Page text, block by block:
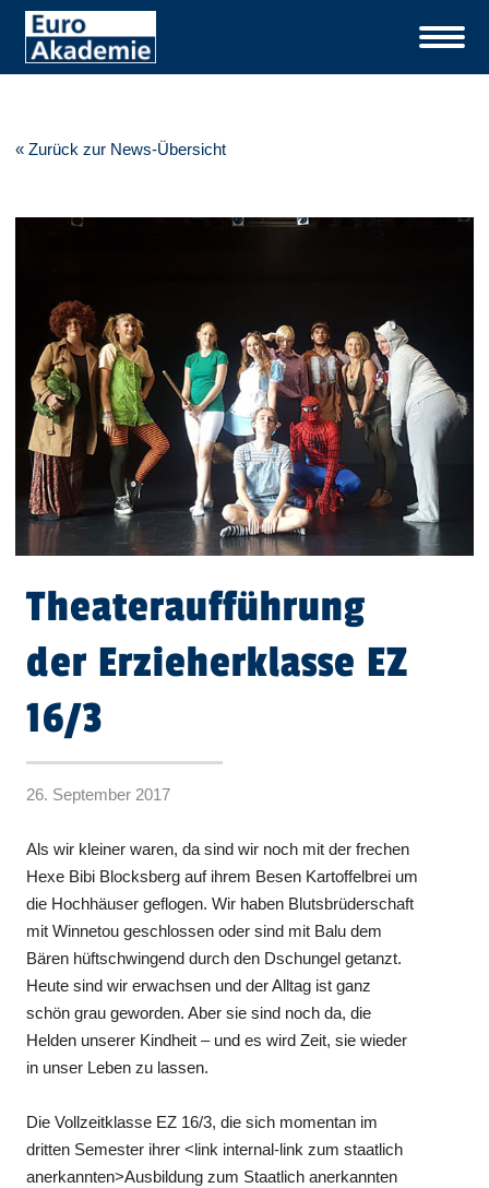
« Zurück zur News-Übersicht
Theateraufführung
der Erzieherklasse EZ
16/3
26. September 2017
Als wir kleiner waren, da sind wir noch mit der frechen
Hexe Bibi Blocksberg auf ihrem Besen Kartoffelbrei um
die Hochhäuser geflogen. Wir haben Blutsbrüderschaft
mit Winnetou geschlossen oder sind mit Balu dem
Bären hüftschwingend durch den Dschungel getanzt.
Heute sind wir erwachsen und der Alltag ist ganz
schön grau geworden. Aber sie sind noch da, die
Helden unserer Kindheit – und es wird Zeit, sie wieder
in unser Leben zu lassen.
Die Vollzeitklasse EZ 16/3, die sich momentan im
dritten Semester ihrer <link internal-link zum staatlich
anerkannten>Ausbildung zum Staatlich anerkannten